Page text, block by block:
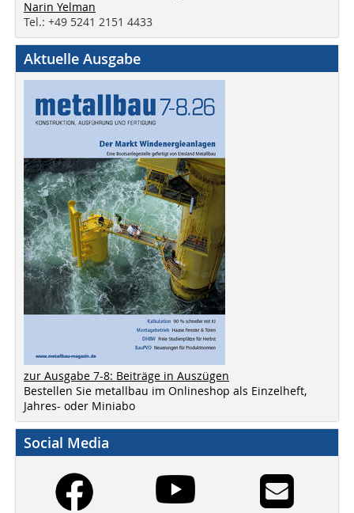
Narin Yelman
Tel.: +49 5241 2151 4433
Aktuelle Ausgabe
zur Ausgabe 7-8: Beiträge in Auszügen
Bestellen Sie metallbau im Onlineshop als Einzelheft,
Jahres- oder Miniabo
Social Media